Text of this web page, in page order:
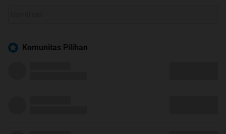
Komunitas Pilihan